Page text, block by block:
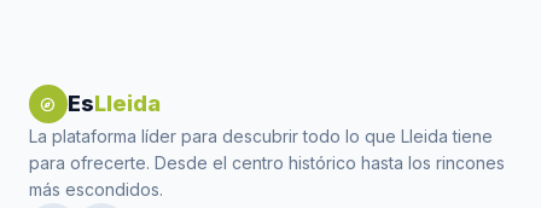
explore EsLleida
La plataforma líder para descubrir todo lo que Lleida tiene
para ofrecerte. Desde el centro histórico hasta los rincones
más escondidos.